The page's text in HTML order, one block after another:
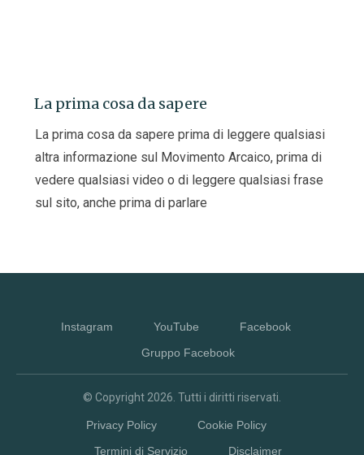
La prima cosa da sapere
La prima cosa da sapere prima di leggere qualsiasi
altra informazione sul Movimento Arcaico, prima di
vedere qualsiasi video o di leggere qualsiasi frase
sul sito, anche prima di parlare
Instagram YouTube
Facebook
Gruppo Facebook
© Copyright2026. Tutti i diritti riservati.
Privacy Policy
Cookie Policy
Termini di Servizio
Disclaimer